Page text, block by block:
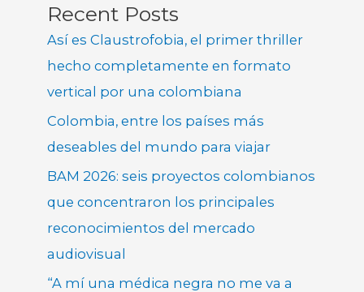
Recent Posts
Así es Claustrofobia, el primer thriller
hecho completamente en formato
vertical por una colombiana
Colombia, entre los países más
deseables del mundo para viajar
BAM 2026: seis proyectos colombianos
que concentraron los principales
reconocimientos del mercado
audiovisual
“A mí una médica negra no me va a